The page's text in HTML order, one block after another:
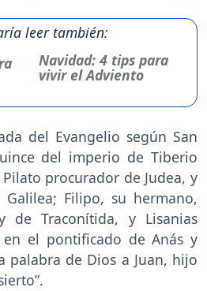
leer también:
Navidad: 4 tips para
vivir el Adviento
del Evangelio según San
del imperio de Tiberio
procurador de Judea, y
Filipo, su hermano,
de Traconítida, y Lisanias
el pontificado de Anás y
palabra de Dios a Juan, hijo